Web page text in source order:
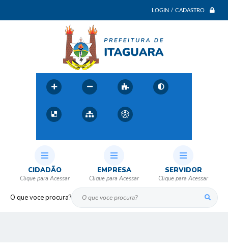
LOGIN / CADASTRO
O que voce procura?
CIDADÃO EMPRESA SERVIDOR